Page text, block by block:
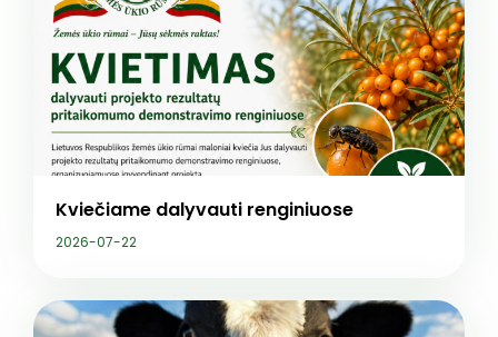
Kviečiame dalyvauti renginiuose
2026-07-22